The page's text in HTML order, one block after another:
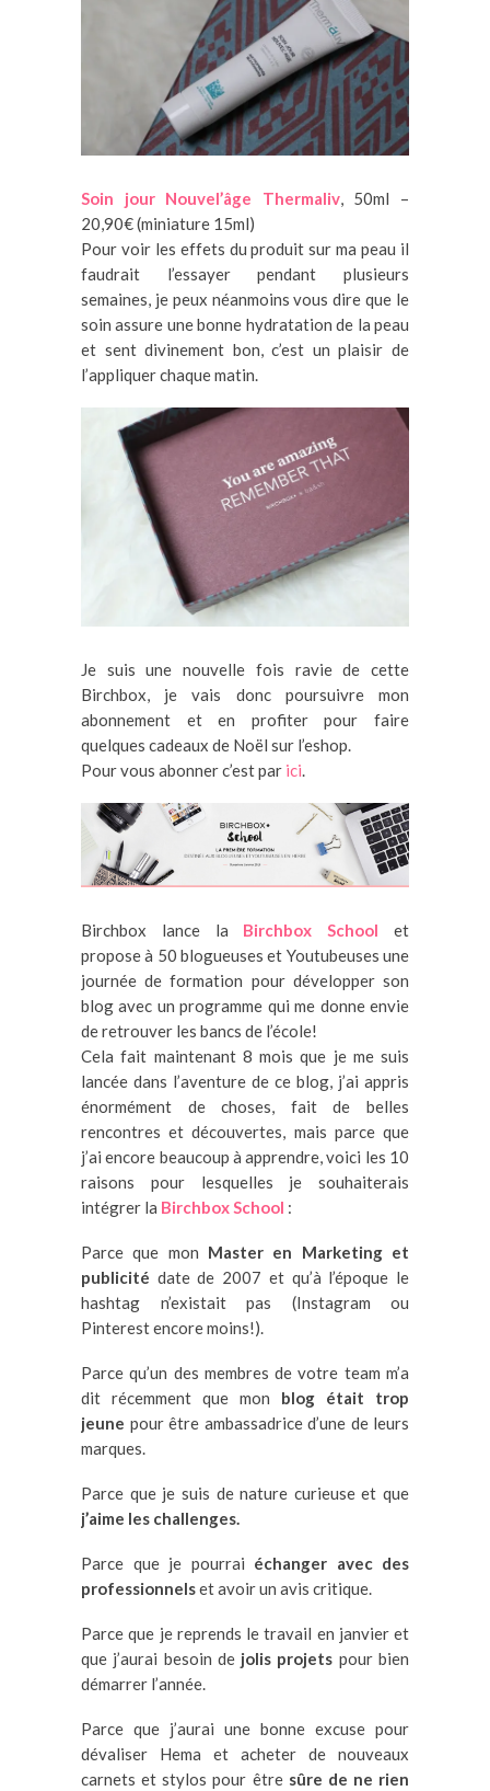
Soin jour Nouvel’âge Thermaliv, 50ml –
20,90€ (miniature 15ml)
Pour voir les effets du produit sur ma peau il
faudrait l’essayer pendant plusieurs
semaines, je peux néanmoins vous dire que le
soin assure une bonne hydratation de la peau
et sent divinement bon, c’est un plaisir de
l’appliquer chaque matin.
Je suis une nouvelle fois ravie de cette
Birchbox, je vais donc poursuivre mon
abonnement et en profiter pour faire
quelques cadeaux de Noël sur l’eshop.
Pour vous abonner c’est par ici.
Birchbox lance la Birchbox School
et
propose à 50 blogueuses et Youtubeuses une
journée de formation pour développer son
blog avec un programme qui me donne envie
de retrouver les bancs de l’école!
Cela fait maintenant 8 mois que je me suis
lancée dans l’aventure de ce blog, j’ai appris
énormément de choses, fait de belles
rencontres et découvertes, mais parce que
j’ai encore beaucoup à apprendre, voici les 10
raisons pour lesquelles je souhaiterais
intégrer la Birchbox School :
Parce que mon Master en Marketing et
publicité date de 2007 et qu’à l’époque le
hashtag n’existait pas (Instagram ou
Pinterest encore moins!).
Parce qu’un des membres de votre team m’a
dit récemment que mon blog était trop
jeune pour être ambassadrice d’une de leurs
marques.
Parce que je suis de nature curieuse et que
j’aime les challenges.
Parce que je pourrai échanger avec des
professionnelset avoir un avis critique.
Parce que je reprends le travail en janvier et
que j’aurai besoin de jolis projets pour bien
démarrer l’année.
Parce que j’aurai une bonne excuse pour
dévaliser Hema et acheter de nouveaux
carnets et stylos pour être sûre de ne rien